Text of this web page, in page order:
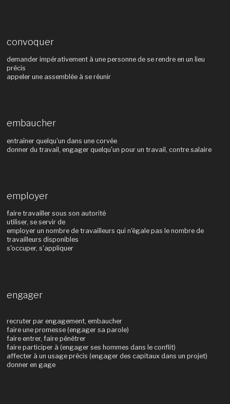
convoquer
demander impérativement à une personne de se rendre en un lieu
précis
appeler une assemblée à se réunir
embaucher
entraîner quelqu'un dans une corvée
donner du travail, engager quelqu'un pour un travail, contre salaire
employer
faire travailler sous son autorité
utiliser, se servir de
employer un nombre de travailleurs qui n'égale pas le nombre de
travailleurs disponibles
s'occuper, s'appliquer
engager
recruter par engagement, embaucher
faire une promesse (engager sa parole)
faire entrer, faire pénétrer
faire participer à (engager ses hommes dans le conflit)
affecter à un usage précis (engager des capitaux dans un projet)
donner en gage